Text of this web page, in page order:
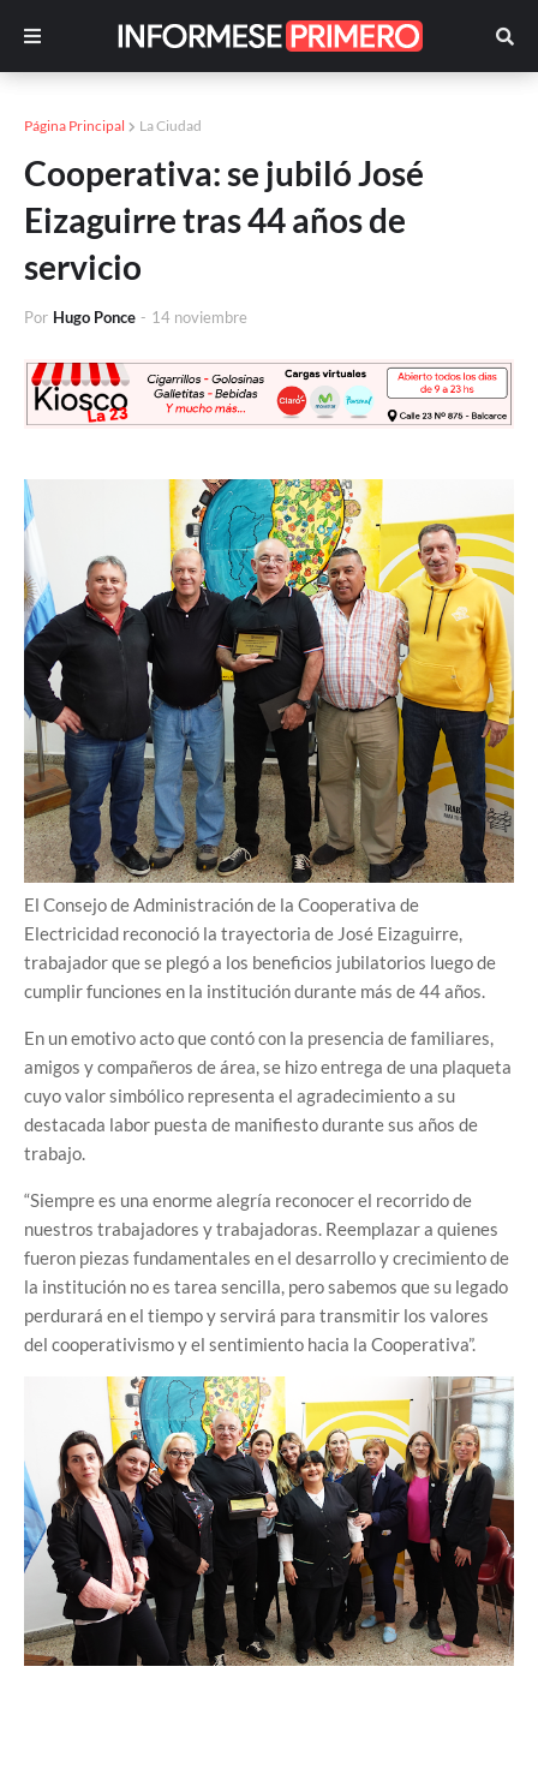
Página Principal La Ciudad
Cooperativa: se jubiló José
Eizaguirre tras 44 años de
servicio
Por Hugo Ponce - 14 noviembre
El Consejo de Administración de la Cooperativa de
Electricidad reconoció la trayectoria de José Eizaguirre,
trabajador que se plegó a los beneficios jubilatorios luego de
cumplir funciones en la institución durante más de 44 años.
En un emotivo acto que contó con la presencia de familiares,
amigos y compañeros de área, se hizo entrega de una plaqueta
cuyo valor simbólico representa el agradecimiento a su
destacada labor puesta de manifiesto durante sus años de
trabajo.
“Siempre es una enorme alegría reconocer el recorrido de
nuestros trabajadores y trabajadoras. Reemplazar a quienes
fueron piezas fundamentales en el desarrollo y crecimiento de
la institución no es tarea sencilla, pero sabemos que su legado
perdurará en el tiempo y servirá para transmitir los valores
del cooperativismo y el sentimiento hacia la Cooperativa”.